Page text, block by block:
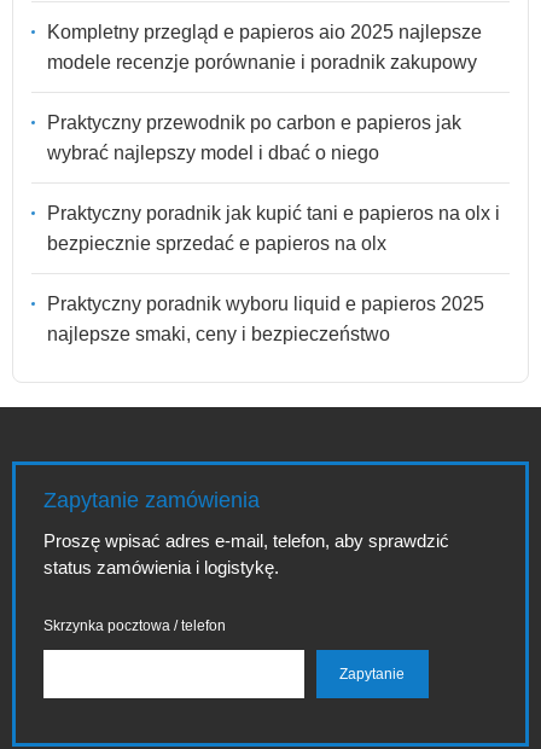
Kompletny przegląd e papieros aio 2025 najlepsze
modele recenzje porównanie i poradnik zakupowy
Praktyczny przewodnik po carbon e papieros jak
wybrać najlepszy model i dbać o niego
Praktyczny poradnik jak kupić tani e papieros na olx i
bezpiecznie sprzedać e papieros na olx
Praktyczny poradnik wyboru liquid e papieros 2025
najlepsze smaki, ceny i bezpieczeństwo
Zapytanie zamówienia
Proszę wpisać adres e-mail, telefon, aby sprawdzić
status zamówienia i logistykę.
Skrzynka pocztowa / telefon